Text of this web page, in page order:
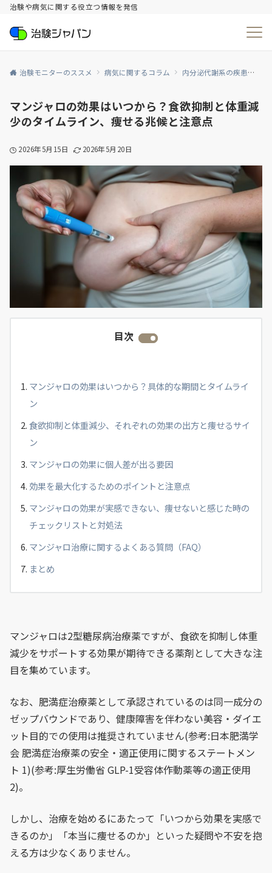
治験や病気に関する役立つ情報を発信
治験モニターのススメ 病気に関するコラム 内分泌代謝系の疾患
マンジャロの効果はいつから？食欲抑制と体重減
少のタイムライン、痩せる兆候と注意点
2026年5月15日 2026年5月20日
目次
マンジャロの効果はいつから？具体的な期間とタイムライ
ン
食欲抑制と体重減少、それぞれの効果の出方と痩せるサイ
ン
マンジャロの効果に個人差が出る要因
効果を最大化するためのポイントと注意点
マンジャロの効果が実感できない、痩せないと感じた時の
チェックリストと対処法
マンジャロ治療に関するよくある質問（FAQ）
まとめ
マンジャロは2型糖尿病治療薬ですが、食欲を抑制し体重
減少をサポートする効果が期待できる薬剤として大きな注
目を集めています。
なお、肥満症治療薬として承認されているのは同一成分の
ゼップバウンドであり、健康障害を伴わない美容・ダイエ
ット目的での使用は推奨されていません(参考:日本肥満学
会 肥満症治療薬の安全・適正使用に関するステートメン
ト 1)(参考:厚生労働省 GLP-1受容体作動薬等の適正使用
2)。
しかし、治療を始めるにあたって「いつから効果を実感で
きるのか」「本当に痩せるのか」といった疑問や不安を抱
える方は少なくありません。